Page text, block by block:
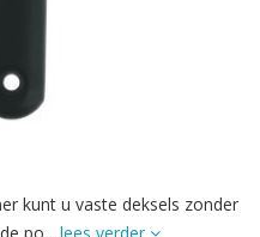
kunt u vaste deksels zonder